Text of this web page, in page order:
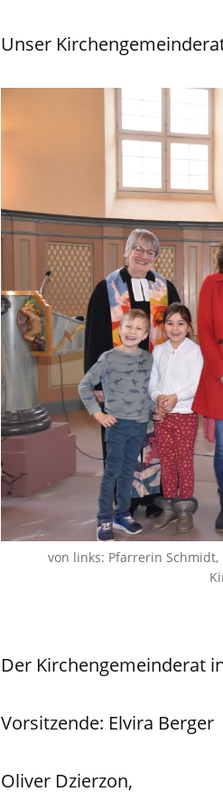
Unser
von links: Pfarrerin Schmidt,
Der Kirchengemeinderat
Vorsitzende: Elvira Berger
Oliver Dzierzon,